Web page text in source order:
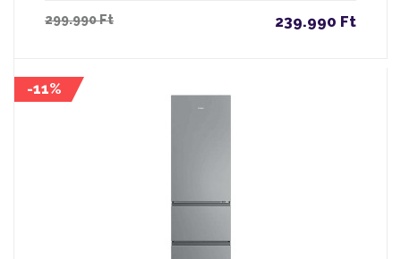
299.990 Ft 239.990 Ft
-11%